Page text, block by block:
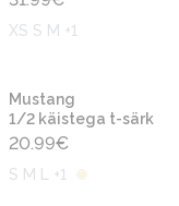
XS S M +1
Mustang
1/2 käistega t-särk
20.99€
S M L +1